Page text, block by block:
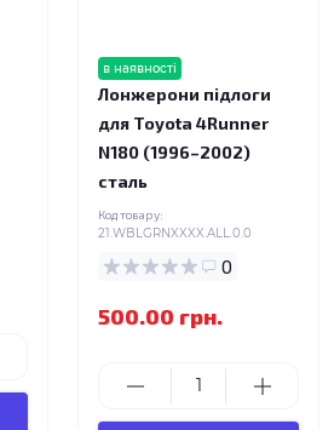
в наявності
Лонжерони підлоги
для Toyota 4Runner
N180 (1996–2002)
сталь
Код товару:
21.WBLGRNXXXX.ALL.0.0
0
500.00 грн.